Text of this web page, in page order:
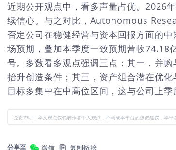
近期公开观点中，看多声量占优。2026
续信心。与之对比，Autonomous
否定公司在稳健经营与资本回报方面的
场预期，叠加本季度一致预期营收74.18
号。多数看多观点强调三点：其一，并
抬升创造条件；其三，资产组合潜在优
目标多集中在中高位区间，这与公司上
免责声明：本文观点仅代表作者个人观点，不构成本平台的投资建议，本
分享至 微信 复制链接